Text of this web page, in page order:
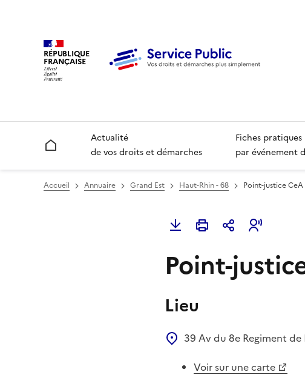
RÉPUBLIQUE
FRANÇAISE
Accueil
Actualité
de vos droits et démarches
Fiches pratiques
par événement
Accueil Annuaire Grand Est Haut-Rhin - 68 Point-justice
Point-
Lieu
39 Av du 8e Regiment de
Voir sur une carte